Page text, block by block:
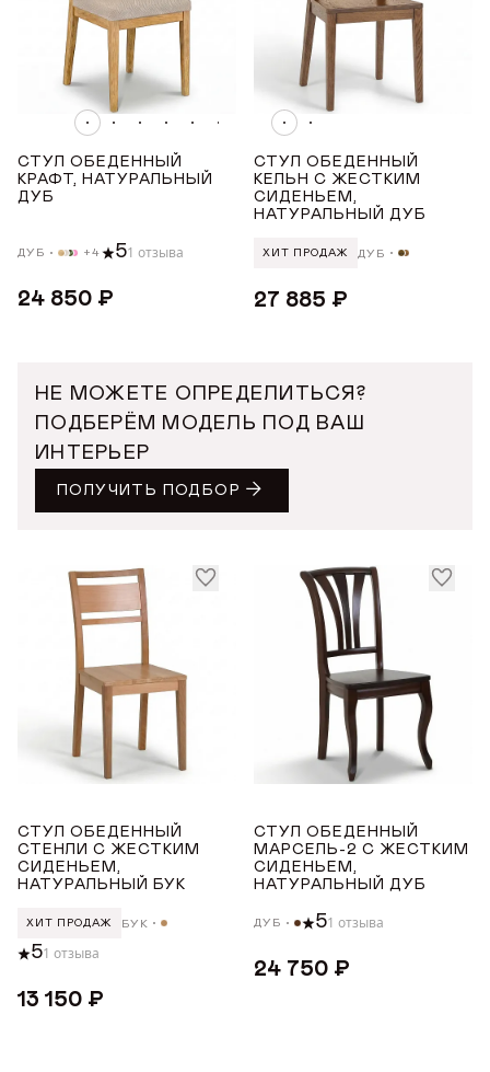
ДЛИНА ТОВАРА (СМ)
до
ШИРИНА ТОВАРА (СМ)
ВЫСОТА ТОВАРА (СМ)
СТУЛ ОБЕДЕННЫЙ
КРАФТ, НАТУРАЛЬНЫЙ
ДУБ
ДУБ +4 51 отзыва
24 850 ₽
СТУЛ ОБЕДЕННЫЙ
КЕЛЬН С ЖЕСТКИМ
СИДЕНЬЕМ,
НАТУРАЛЬНЫЙ ДУБ
ХИТ ПРОДАЖ ДУБ
27 885 ₽
НЕ МОЖЕТЕ ОПРЕДЕЛИТЬСЯ?
ПОДБЕРЁМ МОДЕЛЬ ПОД ВАШ
ИНТЕРЬЕР
ПОЛУЧИТЬ ПОДБОР
СТУЛ ОБЕДЕННЫЙ
СТЕНЛИ С ЖЕСТКИМ
СИДЕНЬЕМ,
НАТУРАЛЬНЫЙ БУК
ХИТ ПРОДАЖ БУК
51 отзыва
13 150 ₽
СТУЛ ОБЕДЕННЫЙ
МАРСЕЛЬ-2 С ЖЕСТКИМ
СИДЕНЬЕМ,
НАТУРАЛЬНЫЙ ДУБ
ДУБ 51 отзыва
24 750 ₽
АВТОРИЗАЦИЯ/
РЕГИСТРАЦИЯ
Авторизуйтесь или зарегистрируйтесь
Телефон
ДОБРО ПОЖАЛОВАТЬ
Имя* КУПИТЬ В ОДИН КЛИК
ВЫСОКИЕ ДЕРЕВЯННЫЕ СТУЛЬЯ
Имя
Телефон